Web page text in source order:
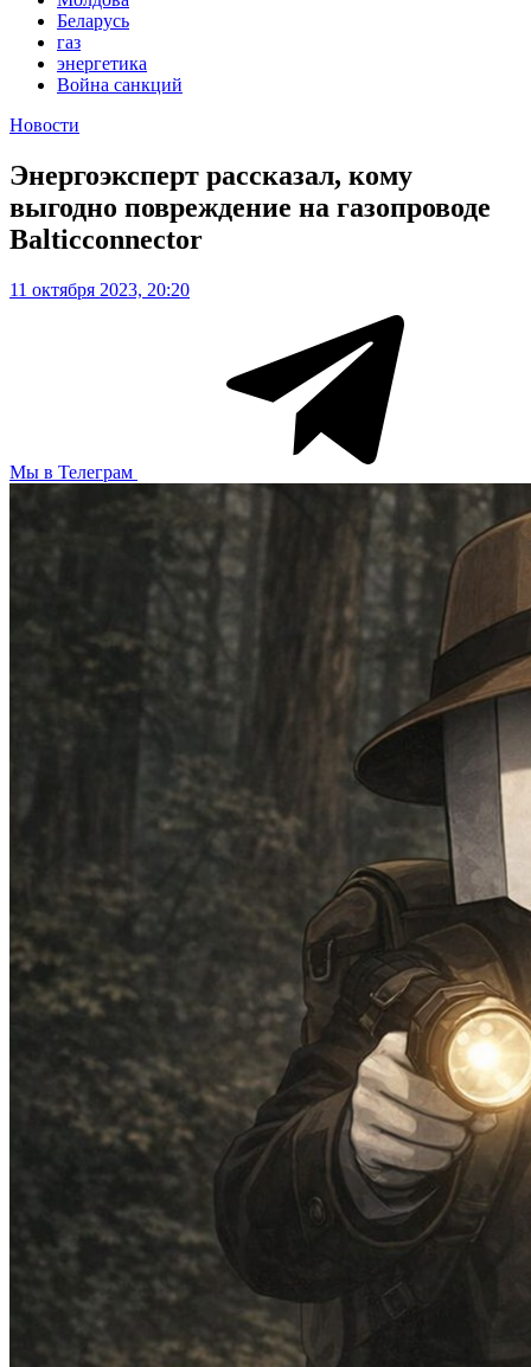
Беларусь
газ
энергетика
Война санкций
Новости
Энергоэксперт рассказал, кому
выгодно повреждение на газопроводе
Balticconnector
11 октября 2023, 20:20
Мы в Телеграм